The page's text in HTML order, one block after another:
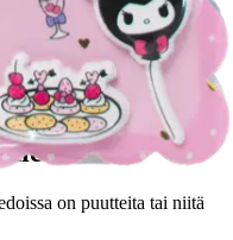
on puutteita tai niitä